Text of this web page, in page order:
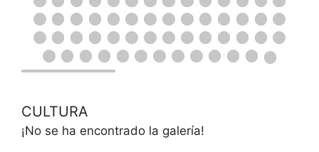
CULTURA
¡No se ha encontrado la galería!